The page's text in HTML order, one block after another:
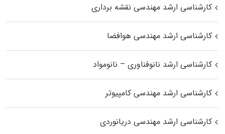
کارشناسی ارشد مهندسی نقشه برداری
کارشناسی ارشد مهندسی هوافضا
کارشناسی ارشد نانوفناوری – نانومواد
کارشناسی ارشد مهندسی کامپیوتر
کارشناسی ارشد مهندسی دریانوردی